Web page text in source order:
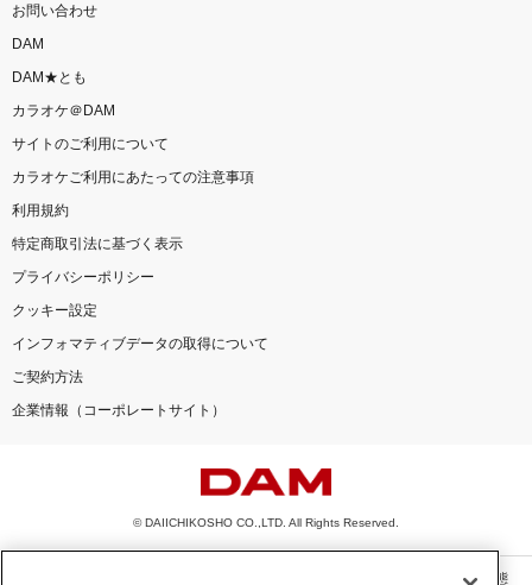
お問い合わせ
DAM
DAM★とも
カラオケ＠DAM
サイトのご利用について
カラオケご利用にあたっての注意事項
利用規約
特定商取引法に基づく表示
プライバシーポリシー
クッキー設定
インフォマティブデータの取得について
ご契約方法
企業情報（コーポレートサイト）
© DAIICHIKOSHO CO.,LTD. All Rights Reserved.
このサイトに掲載されている一切の文章・画像・写真・動画・音声等を、手段や形態